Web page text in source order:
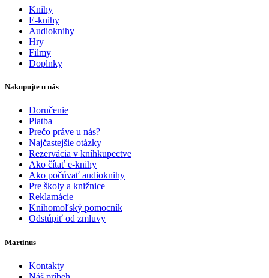
Knihy
E-knihy
Audioknihy
Hry
Filmy
Doplnky
Nakupujte u nás
Doručenie
Platba
Prečo práve u nás?
Najčastejšie otázky
Rezervácia v kníhkupectve
Ako čítať e-knihy
Ako počúvať audioknihy
Pre školy a knižnice
Reklamácie
Knihomoľský pomocník
Odstúpiť od zmluvy
Martinus
Kontakty